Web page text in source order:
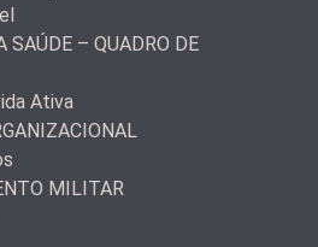
SAÚDE – QUADRO DE
Ativa
MILITAR